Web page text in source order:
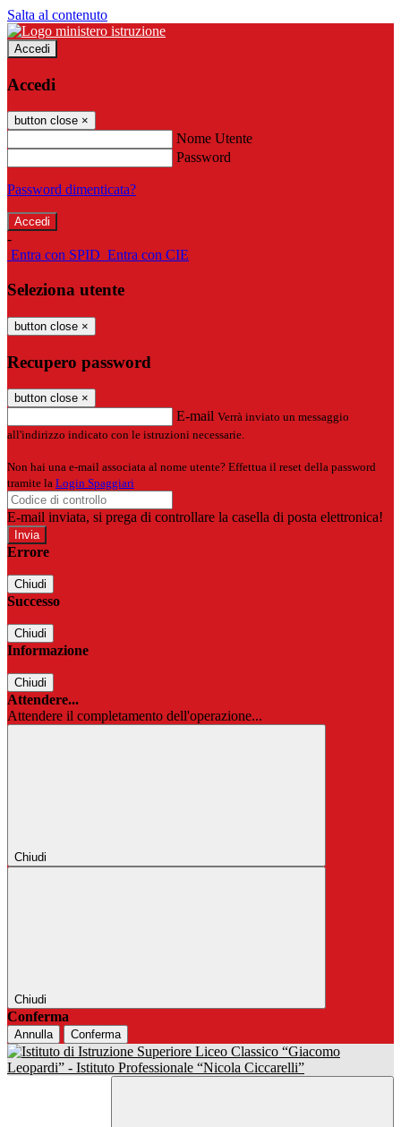
Salta al contenuto
Accedi
Accedi
button close ×
Nome Utente
Password
Password dimenticata?
-
Entra con SPID Entra con CIE
Seleziona utente
button close ×
Recupero password
button close ×
E-mail Verrà inviato un messaggio
all'indirizzo indicato con le istruzioni necessarie.
Non hai una e-mail associata al nome utente? Effettua il reset della password
tramite la Login Spaggiari
E-mail inviata, si prega di controllare la casella di posta elettronica!
Errore
Chiudi
Successo
Chiudi
Informazione
Chiudi
Attendere...
Attendere il completamento dell'operazione...
Chiudi
Chiudi
Conferma
Annulla Conferma